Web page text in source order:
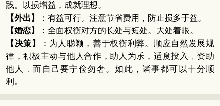
践。以损增益，成就理想。
【外出】
：有益可行。注意节省费用，防止损多于益。
【婚恋】
：全面权衡对方的长处与短处。大处着眼。
【决策】
：为人聪颖，善于权衡利弊。顺应自然发展规
律，积极主动与他人合作，助人为乐，适度投入，资助
他人，而自己要宁俭勿奢。如此，诸事都可以十分顺
利。